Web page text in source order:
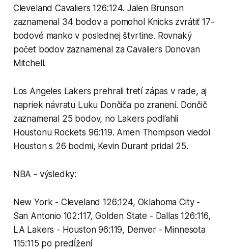
Cleveland Cavaliers 126:124. Jalen Brunson
zaznamenal 34 bodov a pomohol Knicks zvrátiť 17-
bodové manko v poslednej štvrtine. Rovnaký
počet bodov zaznamenal za Cavaliers Donovan
Mitchell.
Los Angeles Lakers prehrali tretí zápas v rade, aj
napriek návratu Luku Dončiča po zranení. Dončič
zaznamenal 25 bodov, no Lakers podľahli
Houstonu Rockets 96:119. Amen Thompson viedol
Houston s 26 bodmi, Kevin Durant pridal 25.
NBA - výsledky:
New York - Cleveland 126:124, Oklahoma City -
San Antonio 102:117, Golden State - Dallas 126:116,
LA Lakers - Houston 96:119, Denver - Minnesota
115:115 po predĺžení